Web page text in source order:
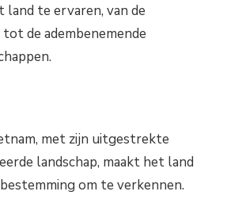
te ervaren, van de
de adembenemende
met zijn uitgestrekte
landschap, maakt het land
om te verkennen.